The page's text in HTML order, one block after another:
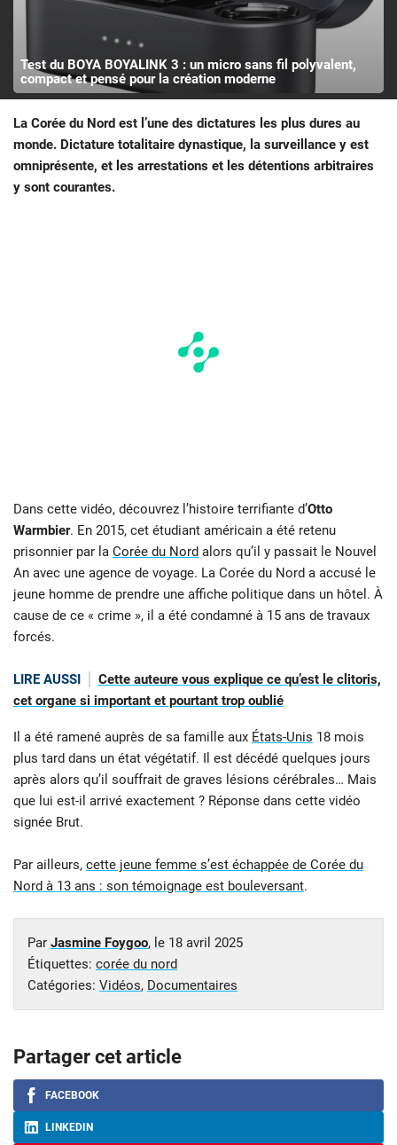
Test du BOYA BOYALINK 3 : un micro sans fil polyvalent,
compact et pensé pour la création moderne
La Corée du Nord est l’une des dictatures les plus dures au
monde. Dictature totalitaire dynastique, la surveillance y est
omniprésente, et les arrestations et les détentions arbitraires
y sont courantes.
Dans cette vidéo, découvrez l’histoire terrifiante d’Otto
Warmbier. En 2015, cet étudiant américain a été retenu
prisonnier par la Corée du Nord alors qu’il y passait le Nouvel
An avec une agence de voyage. La Corée du Nord a accusé le
jeune homme de prendre une affiche politique dans un hôtel. À
cause de ce « crime », il a été condamné à 15 ans de travaux
forcés.
LIRE AUSSI
Cette auteure vous explique ce qu’est le clitoris,
cet organe si important et pourtant trop oublié
Il a été ramené auprès de sa famille aux États-Unis 18 mois
plus tard dans un état végétatif. Il est décédé quelques jours
après alors qu’il souffrait de graves lésions cérébrales… Mais
que lui est-il arrivé exactement ? Réponse dans cette vidéo
signée Brut.
Par ailleurs, cette jeune femme s’est échappée de Corée du
Nord à 13 ans : son témoignage est bouleversant.
Par Jasmine Foygoo, le 18 avril 2025
Étiquettes: corée du nord
Catégories: Vidéos, Documentaires
Partager cet article
FACEBOOK
LINKEDIN